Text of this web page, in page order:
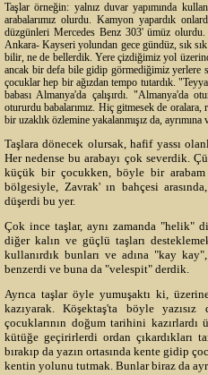
Taşlar örneğin: yalnız duvar yapımında
arabalarımız olurdu. Kamyon yapardık
düzgünleri Mercedes Benz 303' ümüz
Ankara- Kayseri yolundan gece gündüz, sık
bilir, ne de bellerdik. Yere çizdiğimiz yol
ancak bir defa bile gidip görmediğimiz
çocuklar hep bir ağızdan tempo tutardık.
babası Almanya'da çalışırdı.
otururdu babalarımız. Hiç gitmesek de
bir uzaklık özlemine yakalanmışız da, ayrımına
Taşlara dönecek olursak, hafif yassı
Her nedense bu arabayı çok severdik.
küçük bir çocukken, böyle bir
bölgesiyle, Zavrak' ın bahçesi
düşerdi bu yer.
Çok ince taşlar, aynı zamanda "helik"
diğer kalın ve güçlü taşları
kullanırdık bunları ve adına "kay
benzerdi ve buna da "velespit" derdik.
Ayrıca taşlar öyle yumuşaktı ki,
kazıyarak. Köşektaş'ta böyle
çocuklarının doğum tarihini
kütüğe geçirirlerdi ordan
bırakıp da yazın ortasında kente gidip
kentin yolunu tutmak. Bunlar biraz da